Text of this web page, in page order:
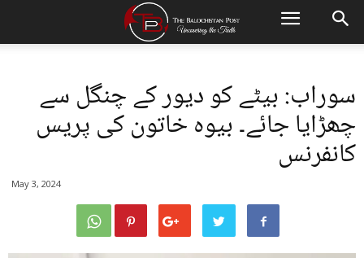
سوراب: بیٹے کو دیور کے چنگل سے
چھڑایا جائے۔ بیوہ خاتون کی پریس
کانفرنس
May 3, 2024